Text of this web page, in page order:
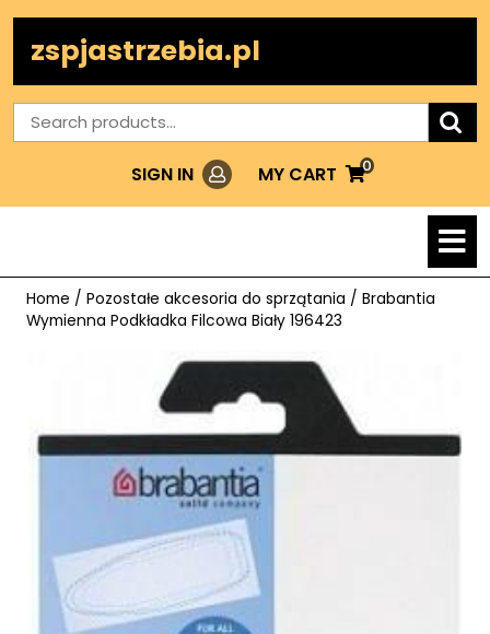
contentzspjastrzebia.pl
Search
for:
SIGN IN LoginMY CART
MY
0
Home / Pozostałe akcesoria do sprzątania / Brabantia
Wymienna Podkładka Filcowa Biały 196423